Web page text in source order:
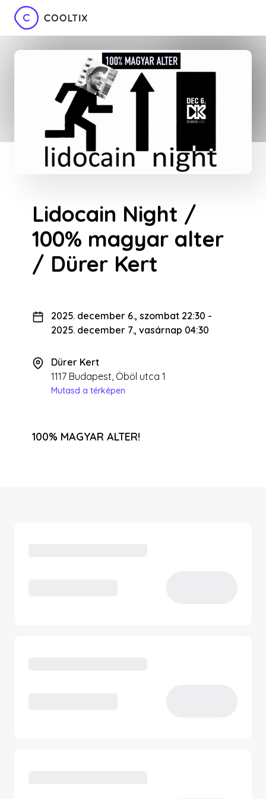
Lidocain Night /
100% magyar alter
/ Dürer Kert
2025. december 6., szombat 22:30 -
2025. december 7., vasárnap 04:30
Dürer Kert
1117 Budapest, Öböl utca 1
Mutasd a térképen
100% MAGYAR ALTER!